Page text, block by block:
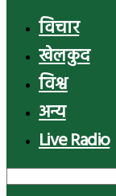
विचार
खेलकुद
विश्व
अन्य
Live Radio